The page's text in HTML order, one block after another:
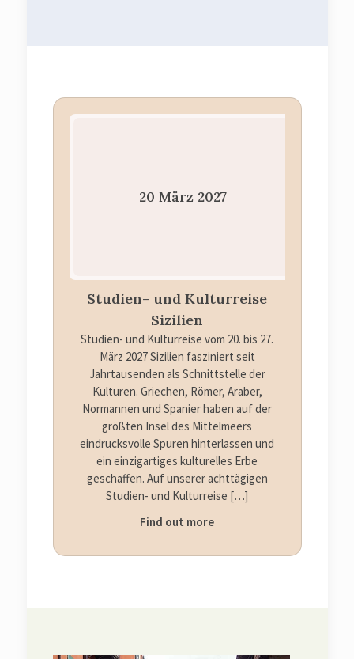
20 März 2027
Studien- und Kulturreise
Sizilien
Studien- und Kulturreise vom 20. bis 27.
März 2027 Sizilien fasziniert seit
Jahrtausenden als Schnittstelle der
Kulturen. Griechen, Römer, Araber,
Normannen und Spanier haben auf der
größten Insel des Mittelmeers
eindrucksvolle Spuren hinterlassen und
ein einzigartiges kulturelles Erbe
geschaffen. Auf unserer achttägigen
Studien- und Kulturreise […]
Find out more